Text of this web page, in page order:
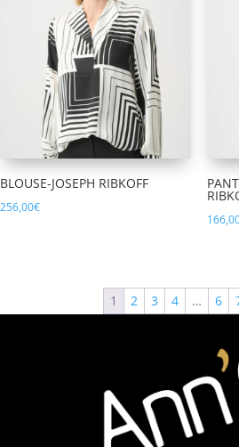
BLOUSE-JOSEPH RIBKOFF
256,00€
1 2 3 4 … 6